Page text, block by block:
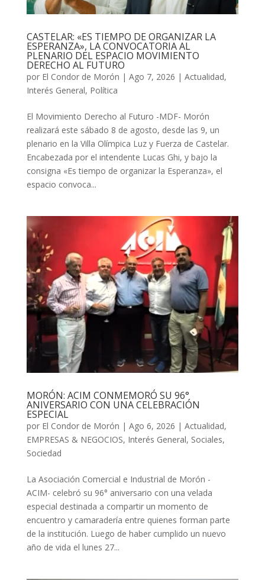
CASTELAR: «ES TIEMPO DE ORGANIZAR LA
ESPERANZA», LA CONVOCATORIA AL
PLENARIO DEL ESPACIO MOVIMIENTO
DERECHO AL FUTURO
por El Condor de Morón | Ago 7, 2026 | Actualidad,
Interés General, Política
El Movimiento Derecho al Futuro -MDF- Morón
realizará este sábado 8 de agosto, desde las 9, un
plenario en la Villa Olímpica Luz y Fuerza de Castelar.
Encabezada por el intendente Lucas Ghi, y bajo la
consigna «Es tiempo de organizar la Esperanza», el
espacio convoca...
MORÓN: ACIM CONMEMORÓ SU 96°
ANIVERSARIO CON UNA CELEBRACIÓN
ESPECIAL
por El Condor de Morón | Ago 6, 2026 | Actualidad,
EMPRESAS & NEGOCIOS, Interés General, Sociales,
Sociedad
La Asociación Comercial e Industrial de Morón -
ACIM- celebró su 96° aniversario con una velada
especial destinada a compartir un momento de
encuentro y camaradería entre quienes forman parte
de la institución. Luego de haber cumplido un nuevo
año de vida el lunes 27...